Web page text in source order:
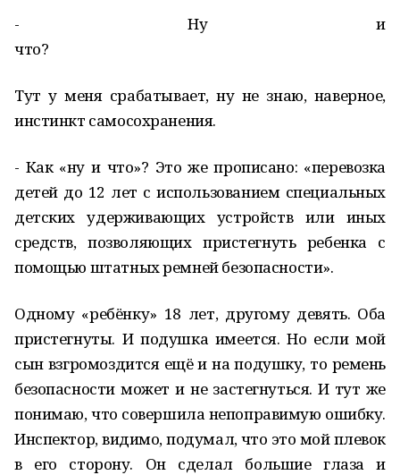
- Ну и
Тут у меня срабатывает, ну не знаю, наверное,
инстинкт самосохранения.
- Как «ну и что»? Это же прописано: «перевозка
детей до 12 лет с использованием специальных
детских удерживающих устройств или иных
средств, позволяющих пристегнуть ребенка с
помощью штатных ремней безопасности».
Одному «ребёнку» 18 лет, другому девять. Оба
пристегнуты. И подушка имеется. Но если мой
сын взгромоздится ещё и на подушку, то ремень
безопасности может и не застегнуться. И тут же
понимаю, что совершила непоправимую ошибку.
Инспектор, видимо, подумал, что это мой плевок
в его сторону. Он сделал большие глаза и